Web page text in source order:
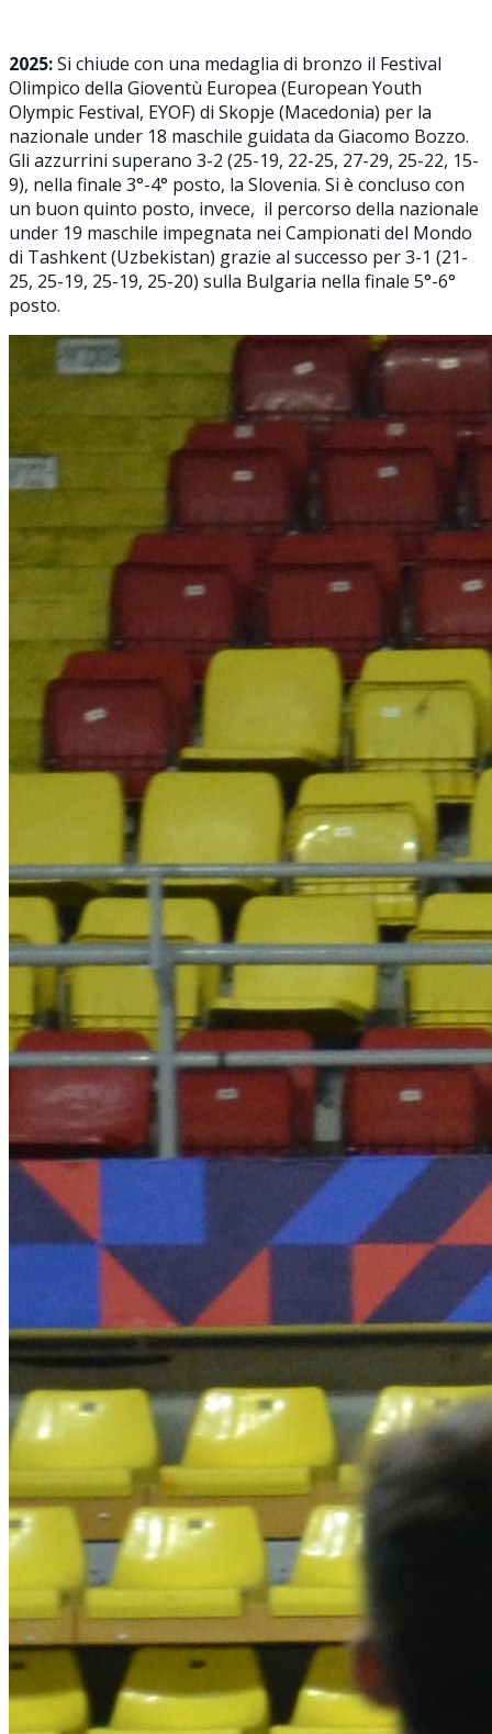
2025:Si chiude con una medaglia di bronzo il Festival
Olimpico della Gioventù Europea (European Youth
Olympic Festival, EYOF) di Skopje (Macedonia) per la
nazionale under 18 maschile guidata da Giacomo Bozzo.
Gli azzurrini superano 3-2 (25-19, 22-25, 27-29, 25-22, 15-
9), nella finale 3°-4° posto, la Slovenia. Si è concluso con
un buon quinto posto, invece, il percorso della nazionale
under 19 maschile impegnata nei Campionati del Mondo
di Tashkent (Uzbekistan) grazie al successo per 3-1 (21-
25, 25-19, 25-19, 25-20) sulla Bulgaria nella finale 5°-6°
posto.